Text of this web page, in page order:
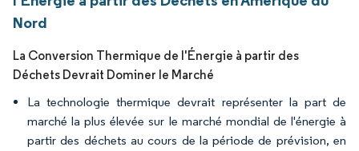
Nord
La Conversion Thermique de l'Énergie à partir des
Déchets Devrait Dominer le Marché
La technologie thermique devrait représenter la part de
marché la plus élevée sur le marché mondial de l'énergie à
partir des déchets au cours de la période de prévision, en